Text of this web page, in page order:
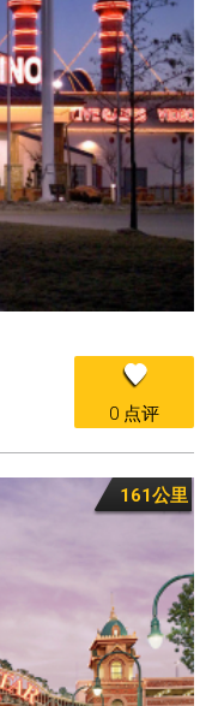
0 点评
161公里